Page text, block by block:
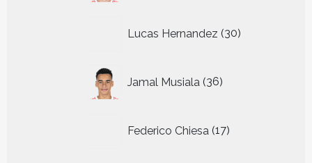
Lucas Hernandez 30
producten
Jamal Musiala 36
producten
Federico Chiesa 17
producten